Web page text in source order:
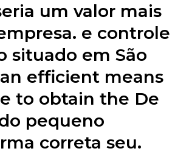
um valor mais
e controle
situado em São
an efficient means
to obtain the De
pequeno
correta seu.